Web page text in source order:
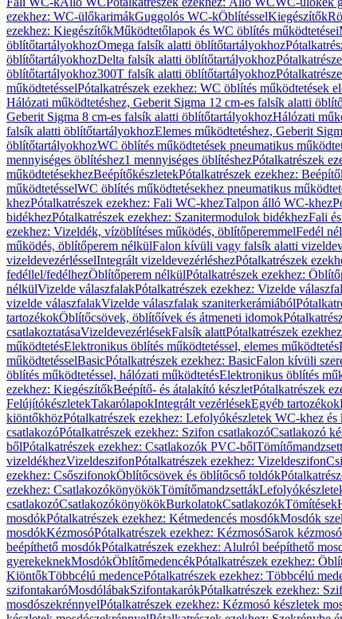
ezekhez: WC-ülőkarimákGuggolós WC-kÖblítésselKiegészítők
ezekhez: KiegészítőkMűködtetőlapok és WC öblítés működtetései
öblítőtartályokhozOmega falsík alatti öblítőtartályokhoz
öblítőtartályokhozDelta falsík alatti öblítőtartályokhoz
öblítőtartályokhoz300T falsík alatti öblítőtartályokhoz
működtetésselPótalkatrészek ezekhez: WC öblítés működtetések
Hálózati működtetéshez, Geberit Sigma 12 cm-es falsík alatti
Geberit Sigma 8 cm-es falsík alatti öblítőtartályokhozHálózati
falsík alatti öblítőtartályokhozElemes működtetéshez, Geberit
öblítőtartályokhozWC öblítés működtetések pneumatikus
mennyiséges öblítéshez1 mennyiséges öblítéshezPótalkatrészek
működtetésekhezBeépítőkészletekPótalkatrészek ezekhez:
működtetésselWC öblítés működtetésekhez pneumatikus
khezPótalkatrészek ezekhez: Fali WC-khezTalpon álló WC-khez
bidékhezPótalkatrészek ezekhez: Szanitermodulok bidékhezFali
ezekhez: Vizeldék, vízöblítéses működés, öblítőperemmelFedél
működés, öblítőperem nélkülFalon kívüli vagy falsík alatti
vizeldevezérlésselIntegrált vizeldevezérléshezPótalkatrészek
fedéllel/fedélhezÖblítőperem nélkülPótalkatrészek ezekhez:
nélkülVizelde válaszfalakPótalkatrészek ezekhez: Vizelde
vizelde válaszfalakVizelde válaszfalak szaniterkerámiából
tartozékokÖblítőcsövek, öblítőívek és átmeneti idomok
csatlakoztatásaVizeldevezérlésekFalsík alattPótalkatrészek
működtetésElektronikus öblítés működtetéssel, elemes működtetés
működtetésselBasicPótalkatrészek ezekhez: BasicFalon kívüli
öblítés működtetéssel, hálózati működtetésElektronikus öblítés
ezekhez: KiegészítőkBeépítő- és átalakító készletPótalkatrészek
FelújítókészletekTakarólapokIntegrált vezérlésekEgyéb tartozékok
kiöntőkhözPótalkatrészek ezekhez: Lefolyókészletek WC-khez
csatlakozóPótalkatrészek ezekhez: Szifon csatlakozóCsatlakozó
bőlPótalkatrészek ezekhez: Csatlakozók PVC-ből
vizeldékhezVizeldeszifonPótalkatrészek ezekhez: Vizeldeszifon
ezekhez: CsőszifonokÖblítőcsövek és öblítőcső toldók
ezekhez: CsatlakozókönyökökTömítőmandzsetták
csatlakozóCsatlakozókönyökökBurkolatokCsatlakozókTömítések
mosdókPótalkatrészek ezekhez: Kétmedencés mosdókMosdók
mosdókKézmosóPótalkatrészek ezekhez: KézmosóSarok kézmosó
beépíthető mosdókPótalkatrészek ezekhez: Alulról beépíthető
gyerekeknekMosdókÖblítőmedencékPótalkatrészek ezekhez:
KiöntőkTöbbcélú medencePótalkatrészek ezekhez: Többcélú
szifontakaróMosdólábakSzifontakarókPótalkatrészek ezekhez:
mosdószekrénnyelPótalkatrészek ezekhez: Kézmosó készletek